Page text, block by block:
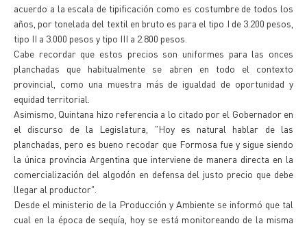
acuerdo a la escala de tipificación como es costumbre de todos los
años, por tonelada del textil en bruto es para el tipo I de 3.200 pesos,
tipo II a 3.000 pesos y tipo III a 2.800 pesos.
Cabe recordar que estos precios son uniformes para las onces
planchadas que habitualmente se abren en todo el contexto
provincial, como una muestra más de igualdad de oportunidad y
equidad territorial.
Asimismo, Quintana hizo referencia a lo citado por el Gobernador en
el discurso de la Legislatura, "Hoy es natural hablar de las
planchadas, pero es bueno recodar que Formosa fue y sigue siendo
la única provincia Argentina que interviene de manera directa en la
comercialización del algodón en defensa del justo precio que debe
llegar al productor".
Desde el ministerio de la Producción y Ambiente se informó que tal
cual en la época de sequía, hoy se está monitoreando de la misma